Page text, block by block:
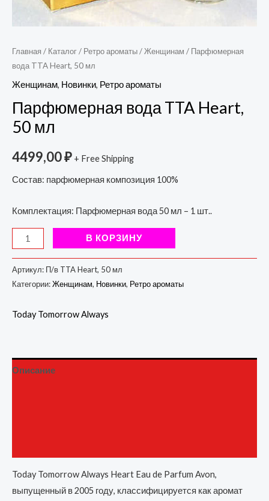
Главная / Каталог/ Ретро ароматы/Женщинам / Парфюмерная
вода TTA Heart, 50 мл
Женщинам, Новинки, Ретро ароматы
Парфюмерная вода TTA Heart,
50 мл
4499,00₽ + Free Shipping
Состав: парфюмерная композиция 100%
Комплектация: Парфюмерная вода 50 мл – 1 шт..
В КОРЗИНУ
Артикул: П/в TTA Heart, 50 мл
Категории:Женщинам, Новинки, Ретро ароматы
Today Tomorrow Always
Описание
Today Tomorrow Always Heart Eau de Parfum Avon,
выпущенный в 2005 году, классифицируется как аромат